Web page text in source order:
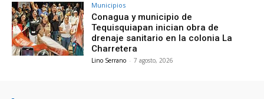
Municipios
Conagua y municipio de
Tequisquiapan inician obra de
drenaje sanitario en la colonia La
Charretera
Lino Serrano - 7 agosto, 2026